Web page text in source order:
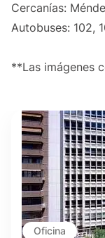
Cercanías:
Autobuses: 102,
**Las imágenes
Oficina